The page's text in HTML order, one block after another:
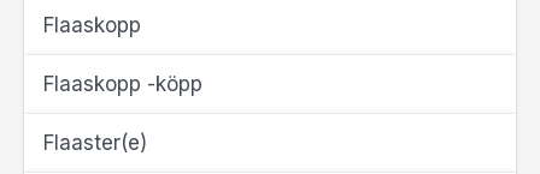
Flaaskopp
Flaaskopp -köpp
Flaaster(e)